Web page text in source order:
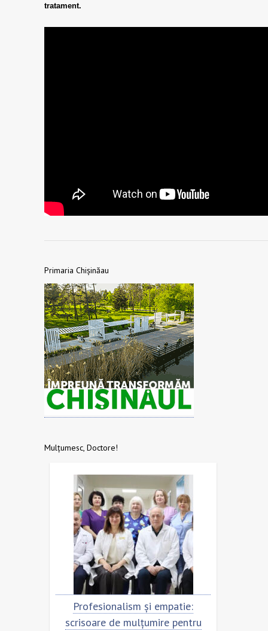
tratament.
Primaria Chișinăau
Mulțumesc, Doctore!
Profesionalism și empatie:
scrisoare de mulțumire pentru